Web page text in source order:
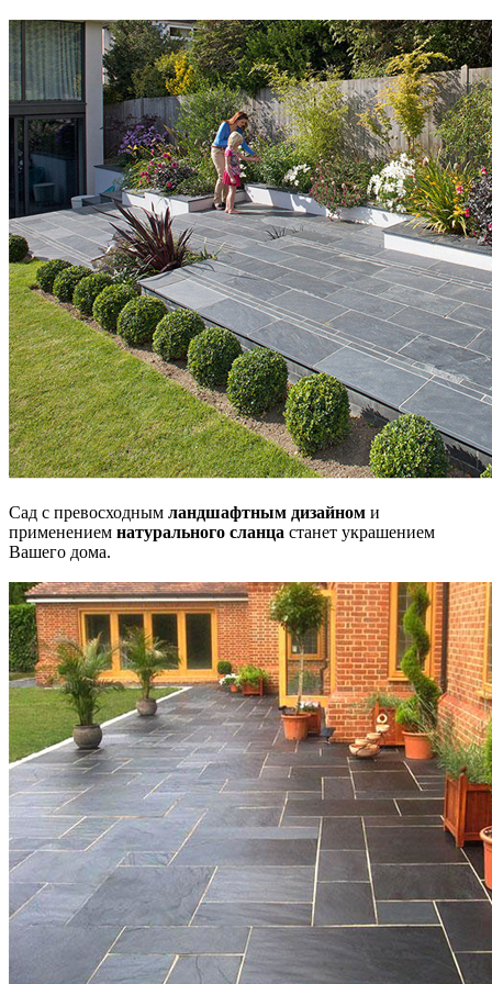
Сад с превосходным ландшафтным дизайном и
применением натурального сланца станет украшением
Вашего дома.